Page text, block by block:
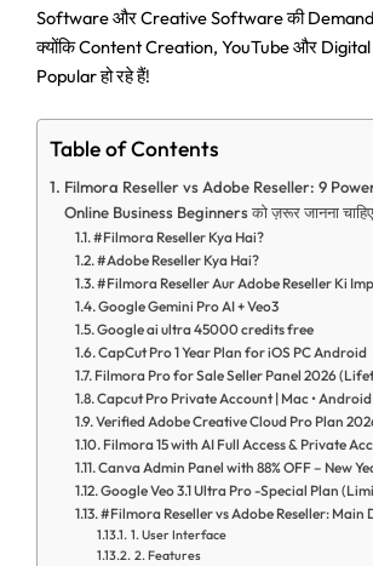
Software और Creative Software की Demand
क्योंकि Content Creation, YouTube और
Popular हो रहे हैं!
Table of Contents
Filmora Reseller vs Adobe Reseller: 9
Online Business Beginners को ज़रूर जानना चाहिए
#Filmora Reseller Kya Hai?
#Adobe Reseller Kya Hai?
#Filmora Reseller Aur Adobe Reseller Ki
Google Gemini Pro AI + Veo3
Google ai ultra 45000 credits free
CapCut Pro 1 Year Plan for iOS PC Android
Filmora Pro for Sale Seller Panel 2026
Capcut Pro Private Account | Mac •
Verified Adobe Creative Cloud Pro Plan
Filmora 15 with AI Full Access & Private
Canva Admin Panel with 88% OFF – New
Google Veo 3.1 Ultra Pro -Special Plan
#Filmora Reseller vs Adobe Reseller: Main
1. User Interface
2. Features